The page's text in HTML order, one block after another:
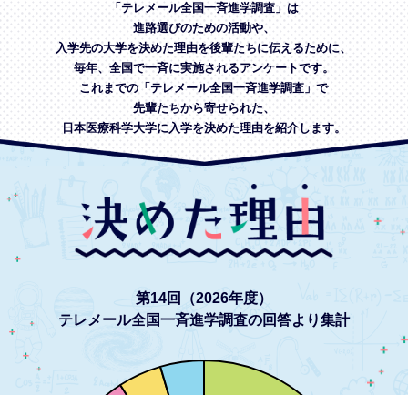
「テレメール全国一斉進学調査」は
進路選びのための活動や、
入学先の大学を決めた理由を後輩たちに伝えるために、
毎年、全国で一斉に実施されるアンケートです。
これまでの「テレメール全国一斉進学調査」で
先輩たちから寄せられた、
日本医療科学大学に入学を決めた理由を紹介します。
第14回（2026年度）
テレメール全国一斉進学調査の回答より集計